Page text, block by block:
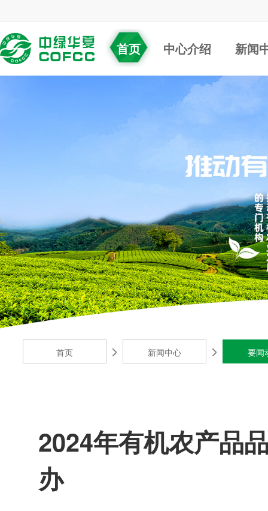
首页 中心介绍 新闻
首页 新闻中心 要闻
2024年有机农产品
办